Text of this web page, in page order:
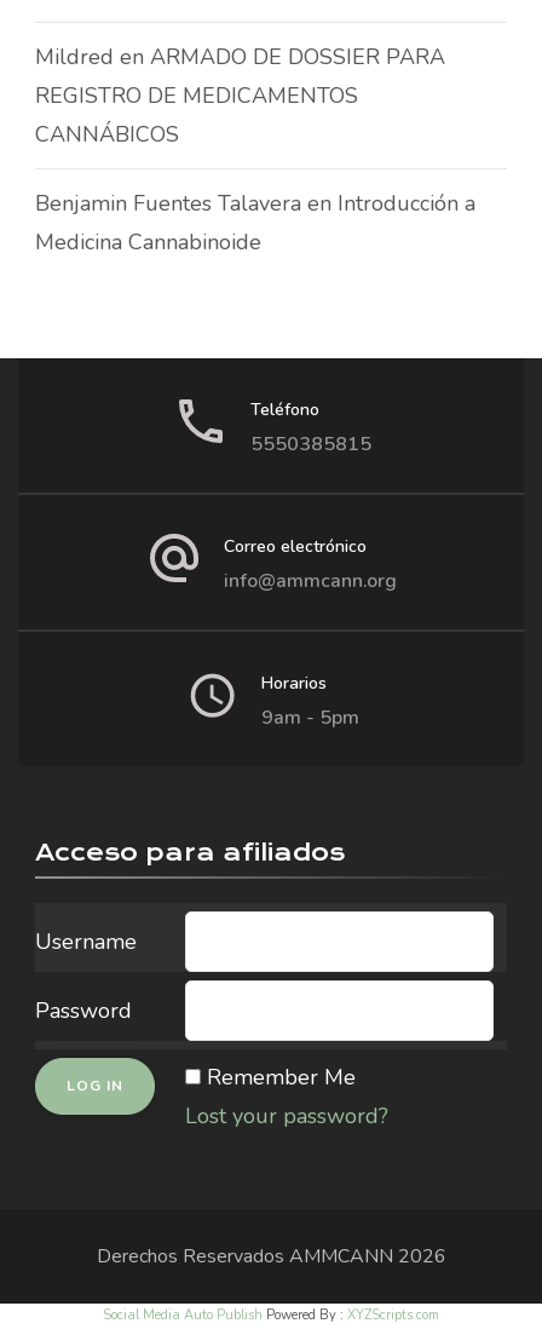
Mildred en ARMADO DE DOSSIER PARA
REGISTRO DE MEDICAMENTOS
CANNÁBICOS
Benjamin Fuentes Talavera en Introducción a
Medicina Cannabinoide
Teléfono
5550385815
Correo electrónico
info@ammcann.org
Horarios
9am - 5pm
Acceso para afiliados
Username
Password
Remember Me
Lost your password?
Derechos Reservados AMMCANN 2026
Social Media Auto Publish Powered By : XYZScripts.com